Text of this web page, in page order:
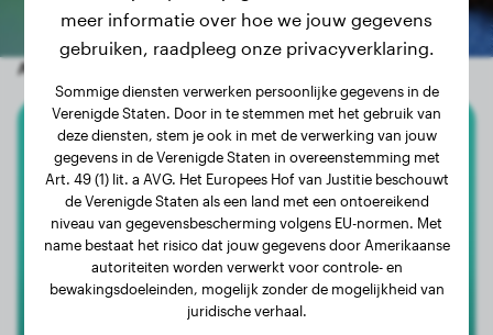
Andere willekeurige honden
Australische Herder
Nala
meer informatie over hoe we jouw gegevens
gebruiken, raadpleeg onze privacyverklaring.
Sommige diensten verwerken persoonlijke gegevens in de
Verenigde Staten. Door in te stemmen met het gebruik van
deze diensten, stem je ook in met de verwerking van jouw
gegevens in de Verenigde Staten in overeenstemming met
Art. 49 (1) lit. a AVG. Het Europees Hof van Justitie beschouwt
de Verenigde Staten als een land met een ontoereikend
niveau van gegevensbescherming volgens EU-normen. Met
name bestaat het risico dat jouw gegevens door Amerikaanse
autoriteiten worden verwerkt voor controle- en
bewakingsdoeleinden, mogelijk zonder de mogelijkheid van
juridische verhaal.